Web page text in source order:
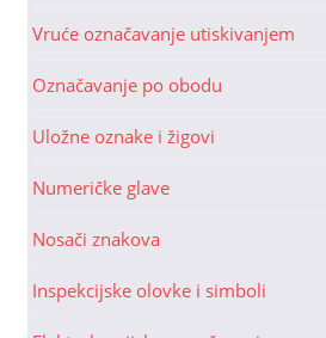
Vruće označavanje utiskivanjem
Označavanje po obodu
Uložne oznake i žigovi
Numeričke glave
Nosači znakova
Inspekcijske olovke i simboli